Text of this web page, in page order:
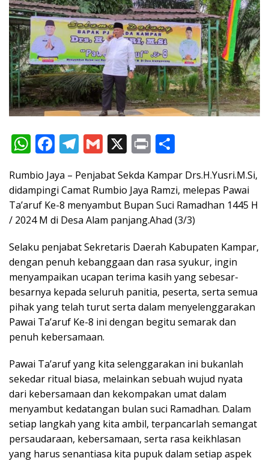
W
at
s
A
p
p
F
e
b
o
o
k
T
e
gr
a
m
G
ai
l
X Pr
t ar
e
Rumbio Jaya – Penjabat Sekda Kampar Drs.H.Yusri.M.Si,
didampingi Camat Rumbio Jaya Ramzi, melepas Pawai
Ta’aruf Ke-8 menyambut Bupan Suci Ramadhan 1445 H
/ 2024 M di Desa Alam panjang.Ahad (3/3)
Selaku penjabat Sekretaris Daerah Kabupaten Kampar,
dengan penuh kebanggaan dan rasa syukur, ingin
menyampaikan ucapan terima kasih yang sebesar-
besarnya kepada seluruh panitia, peserta, serta semua
pihak yang telah turut serta dalam menyelenggarakan
Pawai Ta’aruf Ke-8 ini dengan begitu semarak dan
penuh kebersamaan.
Pawai Ta’aruf yang kita selenggarakan ini bukanlah
sekedar ritual biasa, melainkan sebuah wujud nyata
dari kebersamaan dan kekompakan umat dalam
menyambut kedatangan bulan suci Ramadhan. Dalam
setiap langkah yang kita ambil, terpancarlah semangat
persaudaraan, kebersamaan, serta rasa keikhlasan
yang harus senantiasa kita pupuk dalam setiap aspek